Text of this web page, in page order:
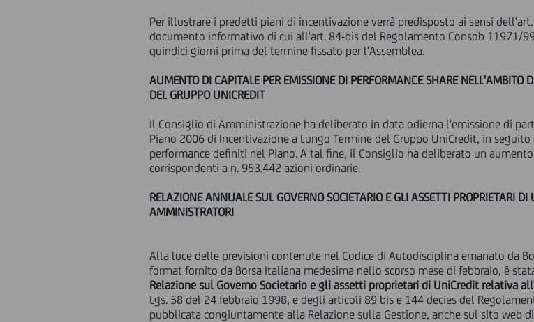
Per illustrare i predetti piani di incentivazione verrà predisposto ai sensi
documento informativo di cui all'art. 84-bis del Regolamento Consob 11971/
quindici giorni prima del termine fissato per l'Assemblea.
AUMENTO DI CAPITALE PER EMISSIONE DI PERFORMANCE SHARE NELL'AMBITO
DEL GRUPPO UNICREDIT
Il Consiglio di Amministrazione ha deliberato in data odierna l'emissione di
Piano 2006 di Incentivazione a Lungo Termine del Gruppo UniCredit, in
performance definiti nel Piano. A tal fine, il Consiglio ha deliberato un
corrispondenti a n. 953.442 azioni ordinarie.
RELAZIONE ANNUALE SUL GOVERNO SOCIETARIO E GLI ASSETTI PROPRIETARI DI
AMMINISTRATORI
Alla luce delle previsioni contenute nel Codice di Autodisciplina emanato da
format fornito da Borsa Italiana medesima nello scorso mese di febbraio, è
Relazione sul Governo Societario e gli assetti proprietari di UniCredit relativa
Lgs. 58 del 24 febbraio 1998, e degli articoli 89 bis e 144 decies del
pubblicata congiuntamente alla Relazione sulla Gestione, anche sul sito web